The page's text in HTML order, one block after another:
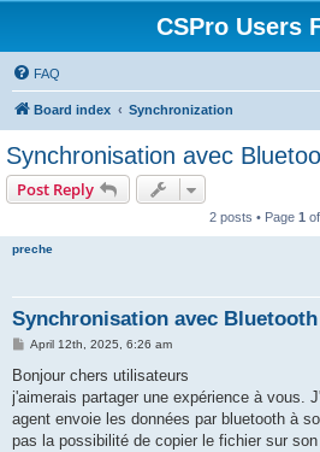
CSPro Users
FAQ
Board index Synchronization
Synchronisation avec
Post Reply
2 posts • Page 1 of
preche
Synchronisation avec Bluetooth
P
s
April 12th, 2025, 6:26 am
Bonjour chers utilisateurs
j'aimerais partager une expérience à vous.
agent envoie les données par bluetooth à
pas la possibilité de copier le fichier sur